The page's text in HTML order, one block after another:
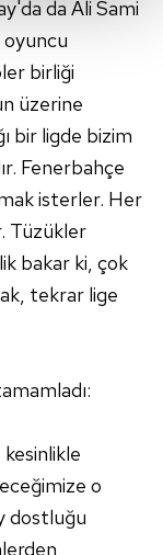
vermedikleri
İnternet
çerezler
çeşitli kişisel
bilgi
daha işlevsel
yönelik
amaçlarıyla
alan panel
uyarınca
da Ali Sami
oyuncu
birliği
üzerine
bir ligde bizim
Fenerbahçe
isterler. Her
Tüzükler
bakar ki, çok
tekrar lige
o
dostluğu